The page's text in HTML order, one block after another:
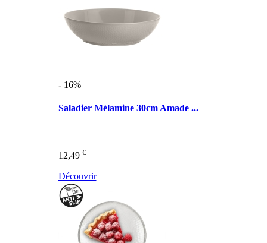
- 16%
Saladier Mélamine 30cm Amade ...
12,49 €
Découvrir